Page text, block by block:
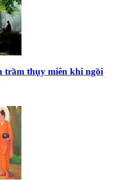
trầm thụy miên khi ngồi